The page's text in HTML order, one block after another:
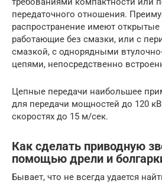
передаточного отношения.
распространение имеют
работающие без смазки, или с
смазкой, с однорядными
цепями, непосредственно
Цепные передачи наибольшее
для передачи мощностей до 120
скоростях до 15 м/сек.
Как сделать приводную
помощью дрели и
Бывает, что не всегда удается